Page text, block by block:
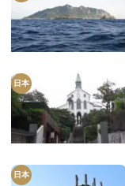
日本
日本